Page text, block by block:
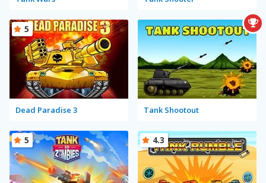
Dead Paradise 3
5
Tank Shootout
5 4.3